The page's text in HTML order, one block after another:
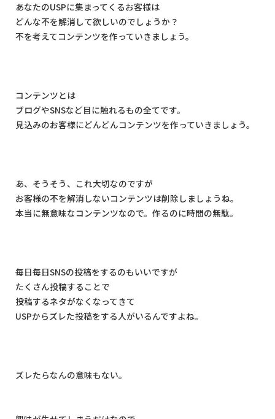
あなたのUSPに集まってくるお客様は
どんな不を解消して欲しいのでしょうか？
不を考えてコンテンツを作っていきましょう。
コンテンツとは
ブログやSNSなど目に触れるもの全てです。
見込みのお客様にどんどんコンテンツを作っていきましょう。
あ、そうそう、これ大切なのですが
お客様の不を解消しないコンテンツは削除しましょうね。
本当に無意味なコンテンツなので。作るのに時間の無駄。
毎日毎日SNSの投稿をするのもいいですが
たくさん投稿することで
投稿するネタがなくなってきて
USPからズレた投稿をする人がいるんですよね。
ズレたらなんの意味もない。